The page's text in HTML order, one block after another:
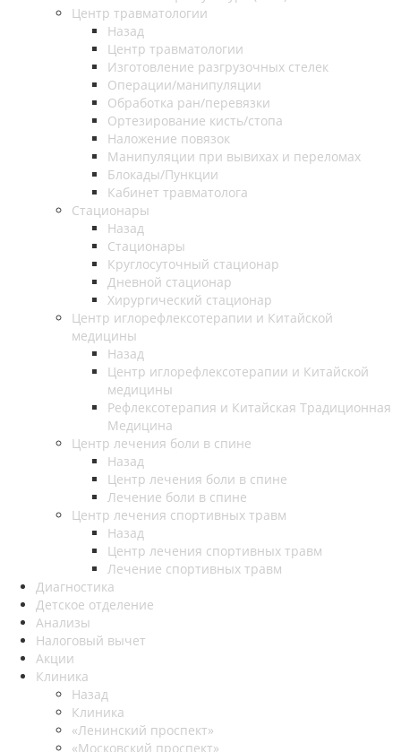
Центр травматологии
Назад
Центр травматологии
Изготовление разгрузочных стелек
Операции/манипуляции
Обработка ран/перевязки
Ортезирование кисть/стопа
Наложение повязок
Манипуляции при вывихах и переломах
Блокады/Пункции
Кабинет травматолога
Стационары
Назад
Стационары
Круглосуточный стационар
Дневной стационар
Хирургический стационар
Центр иглорефлексотерапии и Китайской
медицины
Назад
Центр иглорефлексотерапии и Китайской
медицины
Рефлексотерапия и Китайская Традиционная
Медицина
Центр лечения боли в спине
Назад
Центр лечения боли в спине
Лечение боли в спине
Центр лечения спортивных травм
Назад
Центр лечения спортивных травм
Лечение спортивных травм
Диагностика
Детское отделение
Анализы
Налоговый вычет
Акции
Клиника
Назад
Клиника
«Ленинский проспект»
«Московский проспект»